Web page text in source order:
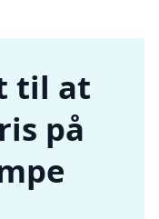
til at
på